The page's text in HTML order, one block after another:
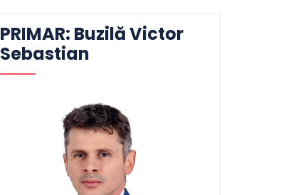
PRIMAR: Buzilă Victor
Sebastian